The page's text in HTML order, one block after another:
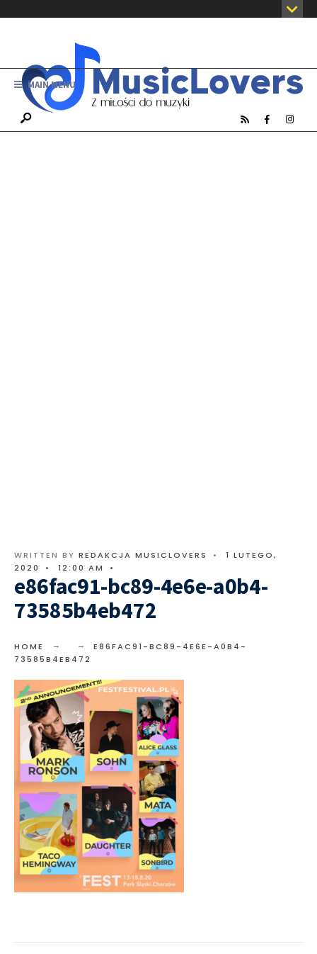
MAIN MENU
WRITTEN BY REDAKCJA MUSICLOVERS •
1 LUTEGO,
2020
• 12:00 AM •
e86fac91-bc89-4e6e-a0b4-
73585b4eb472
HOME
E86FAC91-BC89-4E6E-A0B4-
73585B4EB472